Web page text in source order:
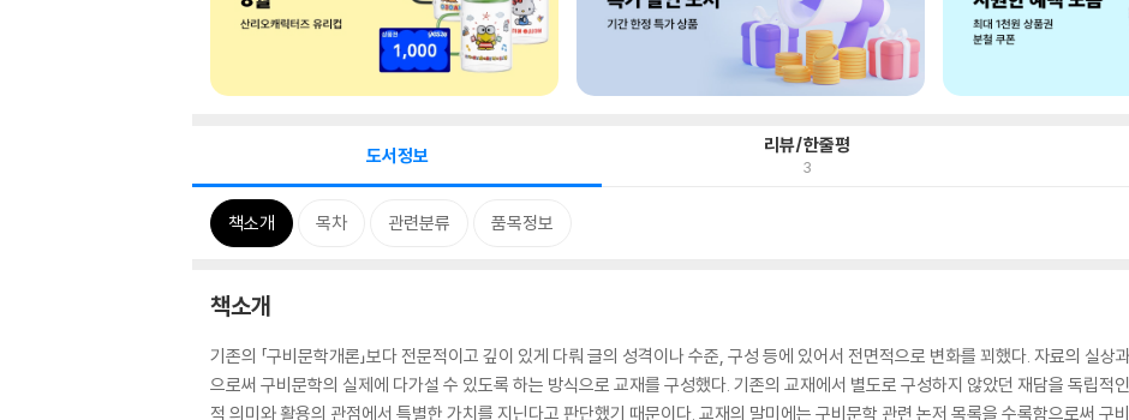
도서정보 리뷰/한줄평
3
책소개 목차 관련분류 품목정보
책소개
기존의 「구비문학개론」보다 전문적이고 깊이 있게 다뤄 글의 성격이나 수준, 구성 등에 있어서 전면적으로 변화를 꾀했다. 자료의 실
으로써 구비문학의 실제에 다가설 수 있도록 하는 방식으로 교재를 구성했다. 기존의 교재에서 별도로 구성하지 않았던 재담을 독립적
적 의미와 활용의 관점에서 특별한 가치를 지닌다고 판단했기 때문이다. 교재의 말미에는 구비문학 관련 논저 목록을 수록함으로써 구